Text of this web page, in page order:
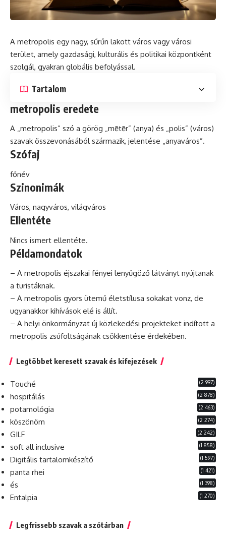
A metropolis egy nagy, sűrűn lakott város vagy városi
terület, amely gazdasági, kulturális és politikai központként
szolgál, gyakran globális befolyással.
Tartalom
metropolis eredete
A „metropolis” szó a görög „mētēr” (anya) és „polis” (város)
szavak összevonásából származik, jelentése „anyaváros”.
Szófaj
főnév
Szinonimák
Város, nagyváros, világváros
Ellentéte
Nincs ismert ellentéte.
Példamondatok
– A metropolis éjszakai fényei lenyűgöző látványt nyújtanak
a turistáknak.
– A metropolis gyors ütemű életstílusa sokakat vonz, de
ugyanakkor kihívások elé is állít.
– A helyi önkormányzat új közlekedési projekteket indított a
metropolis zsúfoltságának csökkentése érdekében.
Legtöbbet keresett szavak és kifejezések
Touché (2 997)
hospitálás (2 878)
potamológia (2 463)
köszönöm (2 274)
GILF (2 242)
soft all inclusive (1 858)
Digitális tartalomkészítő (1 597)
panta rhei (1 421)
és (1 398)
Entalpia (1 270)
Legfrissebb szavak a szótárban